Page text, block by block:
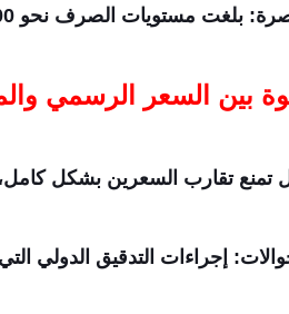
مستويات الصرف نحو 147,600 دينار مقابل كل 100 دولار.
بين السعر الرسمي
تمنع تقارب السعرين بشكل
إجراءات التدقيق الدولي التي